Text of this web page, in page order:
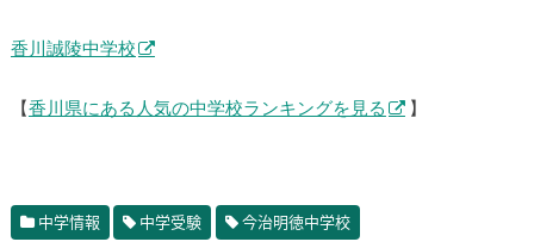
香川誠陵中学校
【 香川県にある人気の中学校ランキングを見る 】
中学情報 中学受験 今治明徳中学校